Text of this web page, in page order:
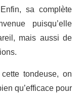
sa complète
puisqu’elle
mais aussi de
tondeuse, on
qu’efficace pour